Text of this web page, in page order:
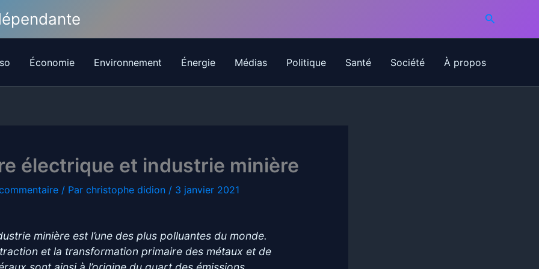
Économie Environnement Énergie Médias Politique Santé Société À propos
électrique et industrie minière
/ Par christophe didion / 3 janvier 2021
minière est l’une des plus polluantes du monde.
et la transformation primaire des métaux et de